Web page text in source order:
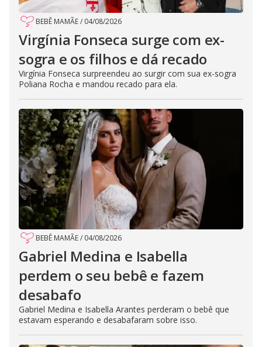
BEBÊ MAMÃE/ 04/08/2026
Virgínia Fonseca surge com ex-
sogra e os filhos e dá recado
Virgínia Fonseca surpreendeu ao surgir com sua ex-sogra
Poliana Rocha e mandou recado para ela.
BEBÊ MAMÃE/ 04/08/2026
Gabriel Medina e Isabella
perdem o seu bebê e fazem
desabafo
Gabriel Medina e Isabella Arantes perderam o bebê que
estavam esperando e desabafaram sobre isso.